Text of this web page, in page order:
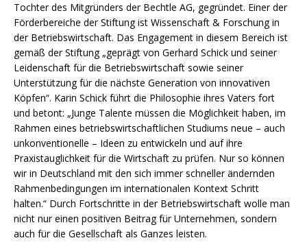
Tochter des Mitgründers der Bechtle AG, gegründet. Einer der
Förderbereiche der Stiftung ist Wissenschaft & Forschung in
der Betriebswirtschaft. Das Engagement in diesem Bereich ist
gemäß der Stiftung „geprägt von Gerhard Schick und seiner
Leidenschaft für die Betriebswirtschaft sowie seiner
Unterstützung für die nächste Generation von innovativen
Köpfen“. Karin Schick führt die Philosophie ihres Vaters fort
und betont: „Junge Talente müssen die Möglichkeit haben, im
Rahmen eines betriebswirtschaftlichen Studiums neue – auch
unkonventionelle – Ideen zu entwickeln und auf ihre
Praxistauglichkeit für die Wirtschaft zu prüfen. Nur so können
wir in Deutschland mit den sich immer schneller ändernden
Rahmenbedingungen im internationalen Kontext Schritt
halten.“ Durch Fortschritte in der Betriebswirtschaft wolle man
nicht nur einen positiven Beitrag für Unternehmen, sondern
auch für die Gesellschaft als Ganzes leisten.